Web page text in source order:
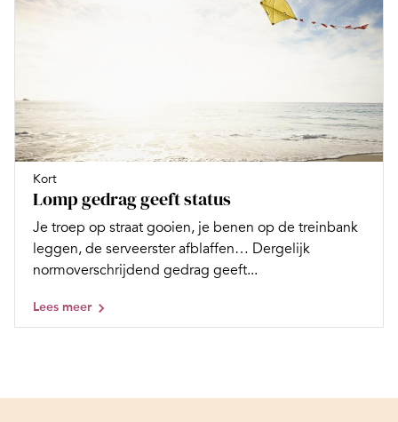
Kort
Lomp gedrag geeft status
Je troep op straat gooien, je benen op de treinbank
leggen, de serveerster afblaffen… Dergelijk
normoverschrijdend gedrag geeft...
Lees meer